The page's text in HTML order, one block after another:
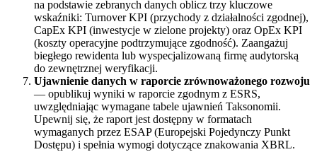
na podstawie zebranych danych oblicz trzy kluczowe
wskaźniki: Turnover KPI (przychody z działalności zgodnej),
CapEx KPI (inwestycje w zielone projekty) oraz OpEx KPI
(koszty operacyjne podtrzymujące zgodność). Zaangażuj
biegłego rewidenta lub wyspecjalizowaną firmę audytorską
do zewnętrznej weryfikacji.
Ujawnienie danych w raporcie zrównoważonego rozwoju
— opublikuj wyniki w raporcie zgodnym z ESRS,
uwzględniając wymagane tabele ujawnień Taksonomii.
Upewnij się, że raport jest dostępny w formatach
wymaganych przez ESAP (Europejski Pojedynczy Punkt
Dostępu) i spełnia wymogi dotyczące znakowania XBRL.